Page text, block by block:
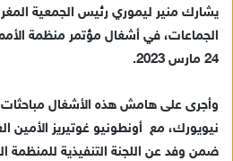
ي
د
إ
ل
ك
يشارك منير ليموري رئيس الجمعية
24 مارس 2023.
وأجرى على هامش هذه الأشغال مباحثات
نيويورك، مع أونطونيو غوتيريز الأمين
ضمن وفد عن اللجنة التنفيذية للمنظمة